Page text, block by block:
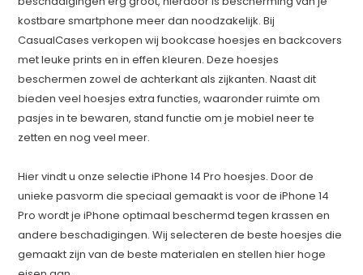
kostbare smartphone meer dan noodzakelijk. Bij
CasualCases verkopen wij bookcase hoesjes en backcovers
met leuke prints en in effen kleuren. Deze hoesjes
beschermen zowel de achterkant als zijkanten. Naast dit
bieden veel hoesjes extra functies, waaronder ruimte om
pasjes in te bewaren, stand functie om je mobiel neer te
zetten en nog veel meer.
Hier vindt u onze selectie iPhone 14 Pro hoesjes. Door de
unieke pasvorm die speciaal gemaakt is voor de iPhone 14
Pro wordt je iPhone optimaal beschermd tegen krassen en
andere beschadigingen. Wij selecteren de beste hoesjes die
gemaakt zijn van de beste materialen en stellen hier hoge